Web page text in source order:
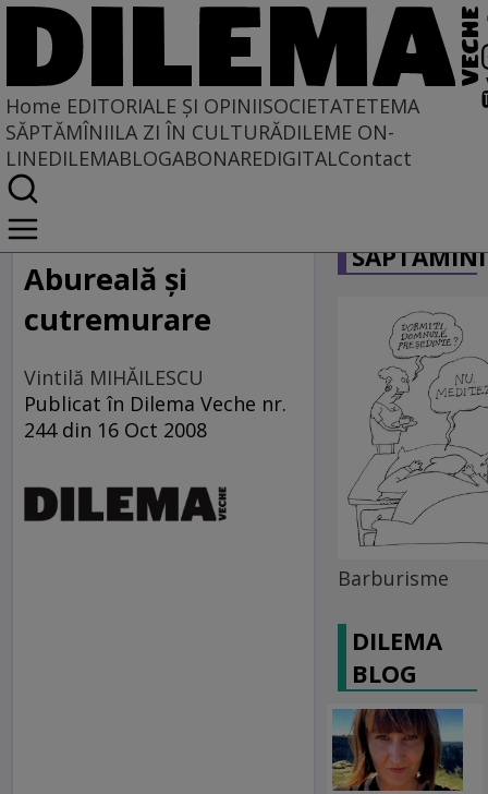
Home EDITORIALE ȘI OPINIISOCIETATETEMA
SĂPTĂMÎNIILA ZI ÎN CULTURĂDILEME ON-
LINEDILEMABLOGABONAREDIGITALContact
Home
EDITORIALE ȘI OPINII
TÎLC SHOW
Abureală şi
cutremurare
Vintilă MIHĂILESCU
Publicat în Dilema Veche nr.
244 din 16 Oct 2008
Barburisme
DILEMA
BLOG